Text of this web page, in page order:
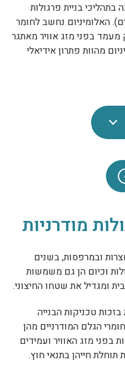
בניית פרגולות
האלומיניום נחשב לחומר
מעמד בפני מזג אוויר מאתגר
מהוות פתרון אידיאלי
מודרניות
ובמרפסות, בשנים
וכיום הן גם משמשות
ומגדיל את שטחו החיצוני.
טכניקות הבנייה
הגלם המודרניים מהן
בפני מזג האוויר ועמידים
חייהן בתנאי חוץ.